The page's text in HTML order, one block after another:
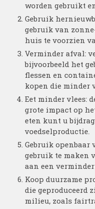
worden gebruikt
Gebruik
gebruik van
huis te voorzien
Verminder afval:
bijvoorbeeld het
flessen en
kopen die minder
Eet minder vlees:
grote impact op
eten kunt u
voedselproductie.
Gebruik openbaar
gebruik te maken
aan een
Koop duurzame
die geproduceerd
milieu, zoals